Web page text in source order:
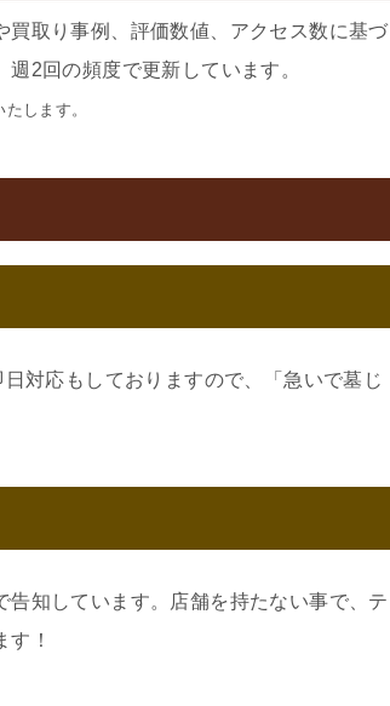
取り事例、評価数値、アクセス数に基づ
2回の頻度で更新しています。
します。
対応もしておりますので、「急いで墓じ
知しています。店舗を持たない事で、テ
！